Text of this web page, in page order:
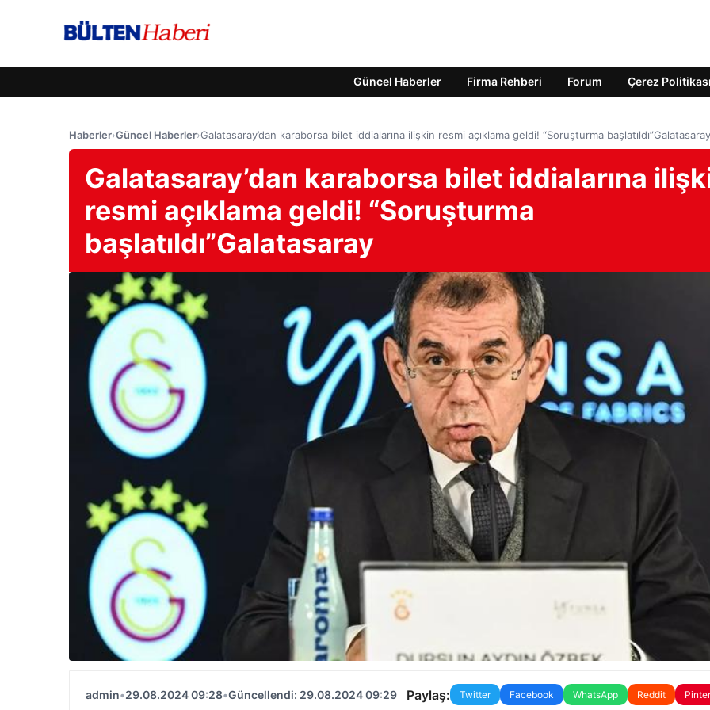
Güncel Haberler Firma Rehberi Forum Çerez Politikası
Haberler›Güncel Haberler›Galatasaray’dan karaborsa bilet iddialarına ilişkin resmi açıklama geldi! “Soruşturma başlatıldı”Galatasaray
Galatasaray’dan karaborsa bilet iddialarına
resmi açıklama geldi! “Soruşturma
başlatıldı”Galatasaray
admin•29.08.2024 09:28•Güncellendi: 29.08.2024 09:29 Paylaş: Twitter Facebook WhatsApp Reddit